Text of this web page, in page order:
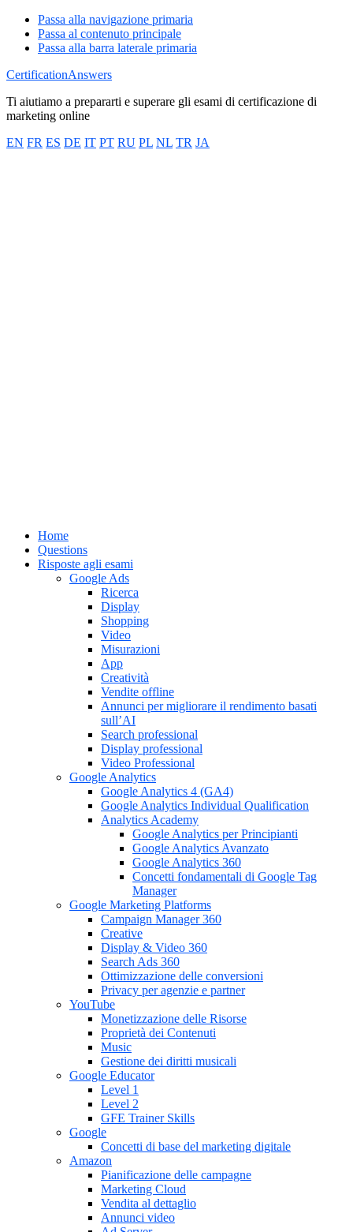
Passa alla navigazione primaria
Passa al contenuto principale
Passa alla barra laterale primaria
CertificationAnswers
Ti aiutiamo a prepararti e superare gli esami di certificazione di
marketing online
EN FR ES DE IT PT RU PL NL TR JA
Home
Questions
Risposte agli esami
Google Ads
Ricerca
Display
Shopping
Video
Misurazioni
App
Creatività
Vendite offline
Annunci per migliorare il rendimento basati
sull’AI
Search professional
Display professional
Video Professional
Google Analytics
Google Analytics 4 (GA4)
Google Analytics Individual Qualification
Analytics Academy
Google Analytics per Principianti
Google Analytics Avanzato
Google Analytics 360
Concetti fondamentali di Google Tag
Manager
Google Marketing Platforms
Campaign Manager 360
Creative
Display & Video 360
Search Ads 360
Ottimizzazione delle conversioni
Privacy per agenzie e partner
YouTube
Monetizzazione delle Risorse
Proprietà dei Contenuti
Music
Gestione dei diritti musicali
Google Educator
Level 1
Level 2
GFE Trainer Skills
Google
Concetti di base del marketing digitale
Amazon
Pianificazione delle campagne
Marketing Cloud
Vendita al dettaglio
Annunci video